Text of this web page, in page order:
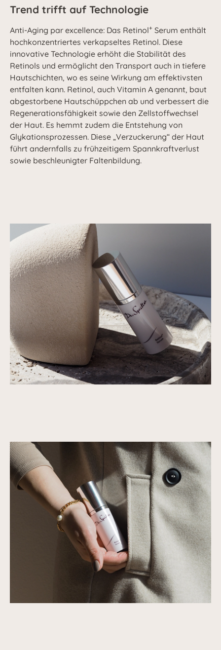
Trend trifft auf Technologie
Anti-Aging par excellence: Das Retinol+ Serum enthält
hochkonzentriertes verkapseltes Retinol. Diese
innovative Technologie erhöht die Stabilität des
Retinols und ermöglicht den Transport auch in tiefere
Hautschichten, wo es seine Wirkung am effektivsten
entfalten kann. Retinol, auch Vitamin A genannt, baut
abgestorbene Hautschüppchen ab und verbessert die
Regenerationsfähigkeit sowie den Zellstoffwechsel
der Haut. Es hemmt zudem die Entstehung von
Glykationsprozessen. Diese „Verzuckerung“ der Haut
führt andernfalls zu frühzeitigem Spannkraftverlust
sowie beschleunigter Faltenbildung.